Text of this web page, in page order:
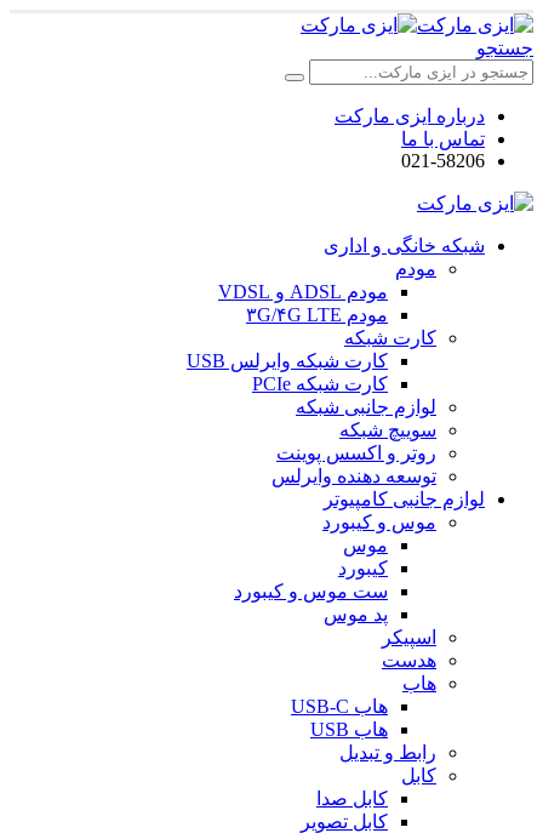
جستجو
درباره ایزی مارکت
تماس با ما
021-58206
شبکه خانگی و اداری
مودم
مودم ADSL و VDSL
مودم ۳G/۴G LTE
کارت شبکه
کارت شبکه وایرلس USB
کارت شبکه PCIe
لوازم جانبی شبکه
سوییچ شبکه
روتر و اکسس پوینت
توسعه دهنده وایرلس
لوازم جانبی کامپیوتر
موس و کیبورد
موس
کیبورد
ست موس و کیبورد
پد موس
اسپیکر
هدست
هاب
هاب USB-C
هاب USB
رابط و تبدیل
کابل
کابل صدا
کابل تصویر